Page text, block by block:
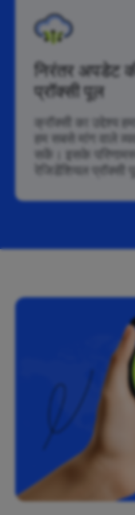
निरंतर अपडेट
प्रॉक्सी पूल
क्रॉक्सी का उद्देश्य
हम सबसे मांग वाले
सकें। इसके
रेजिडेंशियल प्रॉक्सी